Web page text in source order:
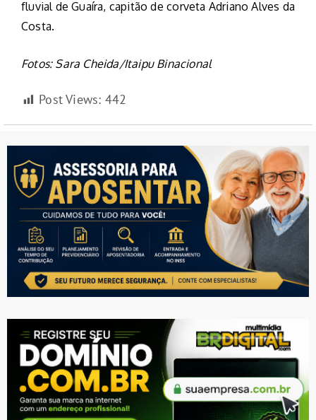
fluvial de Guaíra, capitão de corveta Adriano Alves da
Costa.
Fotos: Sara Cheida/Itaipu Binacional
Post Views: 442